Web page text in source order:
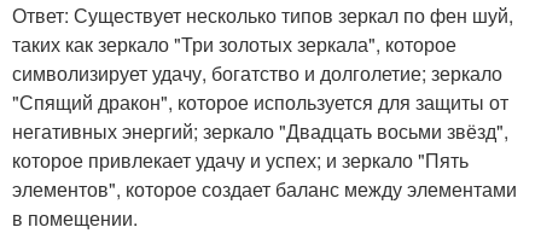
Ответ: Существует несколько типов зеркал по фен шуй,
таких как зеркало "Три золотых зеркала", которое
символизирует удачу, богатство и долголетие; зеркало
"Спящий дракон", которое используется для защиты от
негативных энергий; зеркало "Двадцать восьми звёзд",
которое привлекает удачу и успех; и зеркало "Пять
элементов", которое создает баланс между элементами
в помещении.